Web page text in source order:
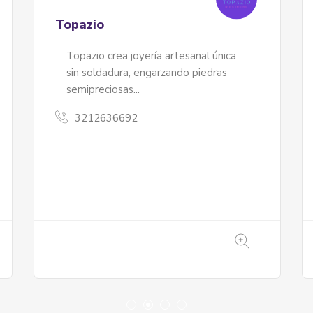
Kromas
Creación de Arte Manual. Elaboración
a mano de muñecos, títeres,
animalitos, personajes artísticos y
fábulas.